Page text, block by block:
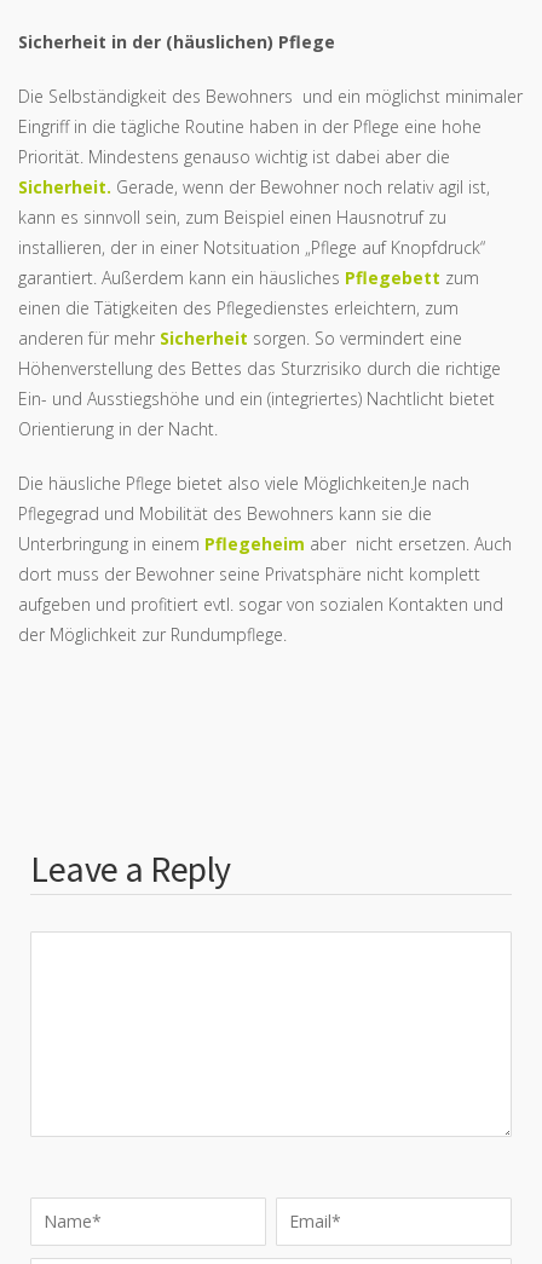
Sicherheit in der (häuslichen) Pflege
Die Selbständigkeit des Bewohners und ein möglichst minimaler
Eingriff in die tägliche Routine haben in der Pflege eine hohe
Priorität. Mindestens genauso wichtig ist dabei aber die
Sicherheit. Gerade, wenn der Bewohner noch relativ agil ist,
kann es sinnvoll sein, zum Beispiel einen Hausnotruf zu
installieren, der in einer Notsituation „Pflege auf Knopfdruck“
garantiert. Außerdem kann ein häusliches Pflegebett zum
einen die Tätigkeiten des Pflegedienstes erleichtern, zum
anderen für mehr Sicherheit sorgen. So vermindert eine
Höhenverstellung des Bettes das Sturzrisiko durch die richtige
Ein- und Ausstiegshöhe und ein (integriertes) Nachtlicht bietet
Orientierung in der Nacht.
Die häusliche Pflege bietet also viele Möglichkeiten.Je nach
Pflegegrad und Mobilität des Bewohners kann sie die
Unterbringung in einem Pflegeheim aber nicht ersetzen. Auch
dort muss der Bewohner seine Privatsphäre nicht komplett
aufgeben und profitiert evtl. sogar von sozialen Kontakten und
der Möglichkeit zur Rundumpflege.
Leave a Reply